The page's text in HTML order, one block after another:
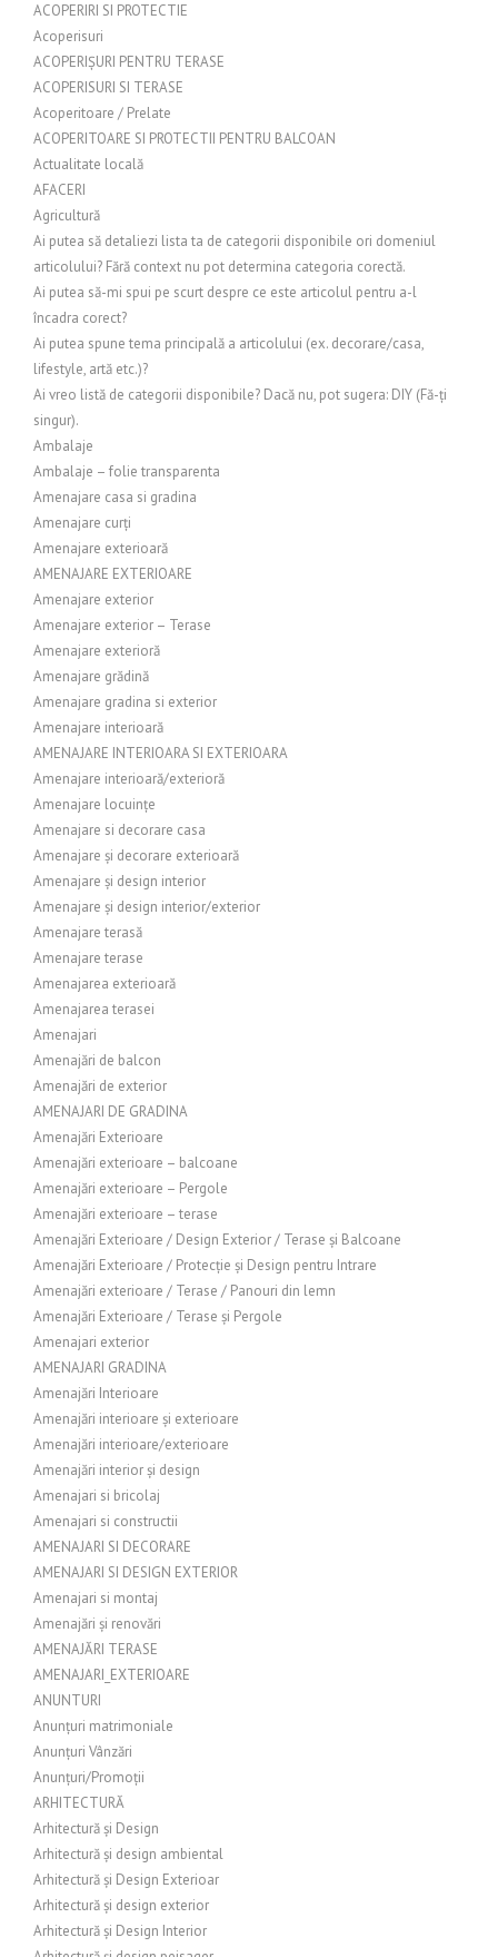
ACOPERIRI SI PROTECTIE
Acoperisuri
ACOPERIȘURI PENTRU TERASE
ACOPERISURI SI TERASE
Acoperitoare / Prelate
ACOPERITOARE SI PROTECTII PENTRU BALCOAN
Actualitate locală
AFACERI
Agricultură
Ai putea să detaliezi lista ta de categorii disponibile ori domeniul
articolului? Fără context nu pot determina categoria corectă.
Ai putea să-mi spui pe scurt despre ce este articolul pentru a-l
încadra corect?
Ai putea spune tema principală a articolului (ex. decorare/casa,
lifestyle, artă etc.)?
Ai vreo listă de categorii disponibile? Dacă nu, pot sugera: DIY (Fă-ți
singur).
Ambalaje
Ambalaje – folie transparenta
Amenajare casa si gradina
Amenajare curți
Amenajare exterioară
AMENAJARE EXTERIOARE
Amenajare exterior
Amenajare exterior – Terase
Amenajare exterioră
Amenajare grădină
Amenajare gradina si exterior
Amenajare interioară
AMENAJARE INTERIOARA SI EXTERIOARA
Amenajare interioară/exterioră
Amenajare locuințe
Amenajare si decorare casa
Amenajare și decorare exterioară
Amenajare și design interior
Amenajare și design interior/exterior
Amenajare terasă
Amenajare terase
Amenajarea exterioară
Amenajarea terasei
Amenajari
Amenajări de balcon
Amenajări de exterior
AMENAJARI DE GRADINA
Amenajări Exterioare
Amenajări exterioare – balcoane
Amenajări exterioare – Pergole
Amenajări exterioare – terase
Amenajări Exterioare / Design Exterior / Terase și Balcoane
Amenajări Exterioare / Protecție și Design pentru Intrare
Amenajări exterioare / Terase / Panouri din lemn
Amenajări Exterioare / Terase și Pergole
Amenajari exterior
AMENAJARI GRADINA
Amenajări Interioare
Amenajări interioare și exterioare
Amenajări interioare/exterioare
Amenajări interior și design
Amenajari si bricolaj
Amenajari si constructii
AMENAJARI SI DECORARE
AMENAJARI SI DESIGN EXTERIOR
Amenajari si montaj
Amenajări și renovări
AMENAJĂRI TERASE
AMENAJARI_EXTERIOARE
ANUNTURI
Anunțuri matrimoniale
Anunțuri Vânzări
Anunțuri/Promoții
ARHITECTURĂ
Arhitectură și Design
Arhitectură și design ambiental
Arhitectură și Design Exterioar
Arhitectură și design exterior
Arhitectură și Design Interior